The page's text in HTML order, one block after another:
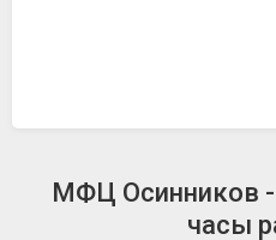
МФЦ Осинников
часы